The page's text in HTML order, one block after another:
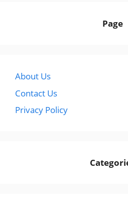
Page
About Us
Contact Us
Privacy Policy